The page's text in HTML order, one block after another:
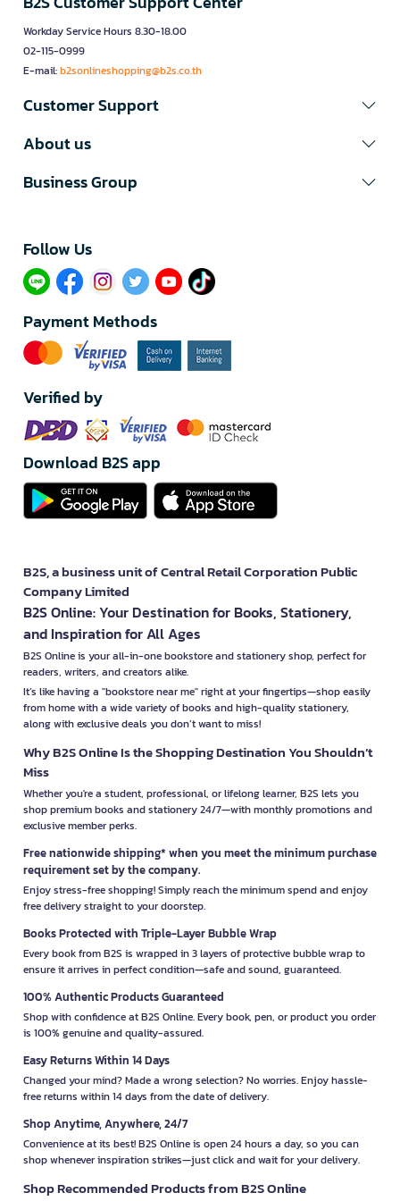
Workday Service Hours 8.30-18.00
02-115-0999
E-mail:b2sonlineshopping@b2s.co.th
Customer Support
About us
Business Group
Follow Us​
Payment Methods
Verified by
Download B2S app
B2S, a business unit of Central Retail Corporation Public
Company Limited
B2S Online: Your Destination for Books, Stationery,
and Inspiration for All Ages
B2S Online is your all-in-one bookstore and stationery shop, perfect for
readers, writers, and creators alike.
It’s like having a "bookstore near me" right at your fingertips—shop easily
from home with a wide variety of books and high-quality stationery,
along with exclusive deals you don’t want to miss!
Why B2S Online Is the Shopping Destination You Shouldn’t
Miss
Whether you're a student, professional, or lifelong learner, B2S lets you
shop premium books and stationery 24/7—with monthly promotions and
exclusive member perks.
Free nationwide shipping* when you meet the minimum purchase
requirement set by the company.
Enjoy stress-free shopping! Simply reach the minimum spend and enjoy
free delivery straight to your doorstep.
Books Protected with Triple-Layer Bubble Wrap
Every book from B2S is wrapped in 3 layers of protective bubble wrap to
ensure it arrives in perfect condition—safe and sound, guaranteed.
100% Authentic Products Guaranteed
Shop with confidence at B2S Online. Every book, pen, or product you order
is 100% genuine and quality-assured.
Easy Returns Within 14 Days
Changed your mind? Made a wrong selection? No worries. Enjoy hassle-
free returns within 14 days from the date of delivery.
Shop Anytime, Anywhere, 24/7
Convenience at its best! B2S Online is open 24 hours a day, so you can
shop whenever inspiration strikes—just click and wait for your delivery.
Shop Recommended Products from B2S Online